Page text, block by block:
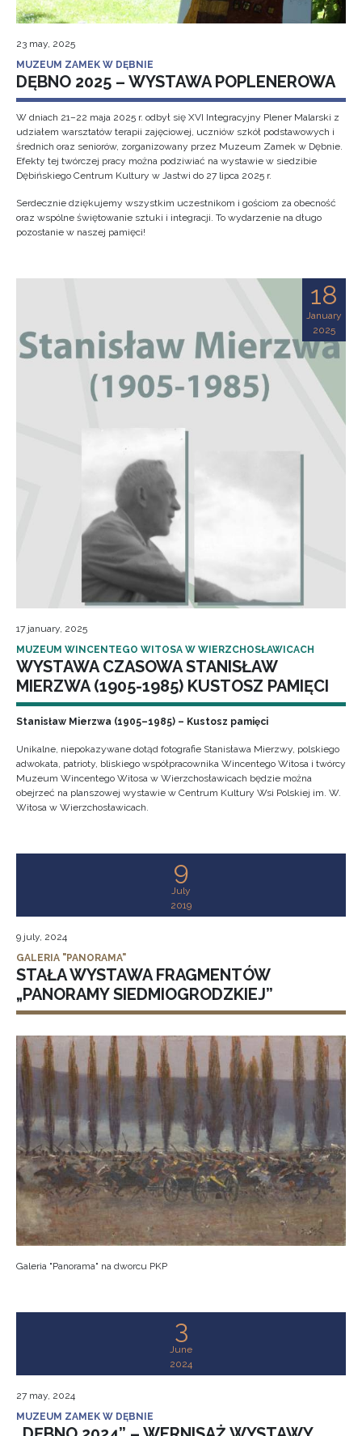
23 may, 2025
MUZEUM ZAMEK W DĘBNIE
DĘBNO 2025 – WYSTAWA POPLENEROWA
W dniach 21–22 maja 2025 r. odbył się XVI Integracyjny Plener Malarski z
udziałem warsztatów terapii zajęciowej, uczniów szkół podstawowych i
średnich oraz seniorów, zorganizowany przez Muzeum Zamek w Dębnie.
Efekty tej twórczej pracy można podziwiać na wystawie w siedzibie
Dębińskiego Centrum Kultury w Jastwi do 27 lipca 2025 r.
Serdecznie dziękujemy wszystkim uczestnikom i gościom za obecność
oraz wspólne świętowanie sztuki i integracji. To wydarzenie na długo
pozostanie w naszej pamięci!
18
January
2025
17 january, 2025
MUZEUM WINCENTEGO WITOSA W WIERZCHOSŁAWICACH
WYSTAWA CZASOWA STANISŁAW
MIERZWA (1905-1985) KUSTOSZ PAMIĘCI
Stanisław Mierzwa (1905–1985) – Kustosz pamięci
Unikalne, niepokazywane dotąd fotografie Stanisława Mierzwy, polskiego
adwokata, patrioty, bliskiego współpracownika Wincentego Witosa i twórcy
Muzeum Wincentego Witosa w Wierzchosławicach będzie można
obejrzeć na planszowej wystawie w Centrum Kultury Wsi Polskiej im. W.
Witosa w Wierzchosławicach.
9
July
2019
9 july, 2024
GALERIA "PANORAMA"
STAŁA WYSTAWA FRAGMENTÓW
„PANORAMY SIEDMIOGRODZKIEJ”
Galeria "Panorama" na dworcu PKP
3
June
2024
27 may, 2024
MUZEUM ZAMEK W DĘBNIE